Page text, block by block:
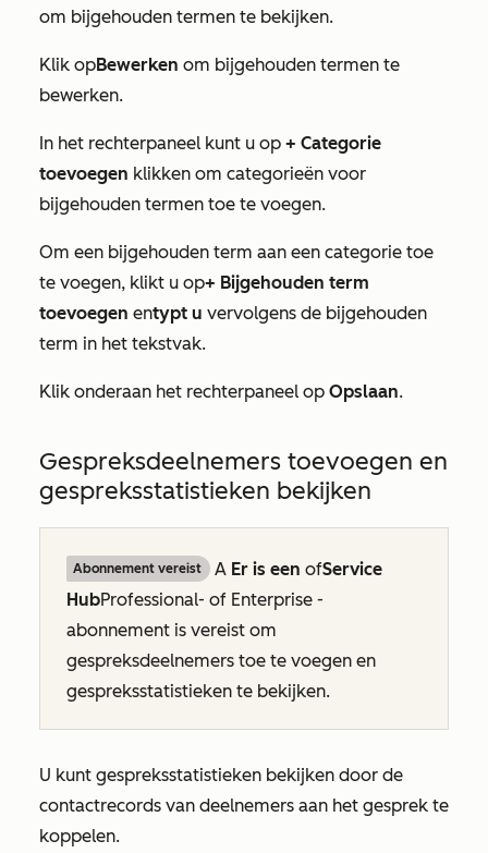
om bijgehouden termen te bekijken.
Klik opBewerken om bijgehouden termen te
bewerken.
In het rechterpaneel kunt u op + Categorie
toevoegen klikken om categorieën voor
bijgehouden termen toe te voegen.
Om een bijgehouden term aan een categorie toe
te voegen, klikt u op+ Bijgehouden term
toevoegen entypt u vervolgens de bijgehouden
term in het tekstvak.
Klik onderaan het rechterpaneel op Opslaan.
Gespreksdeelnemers toevoegen en
gespreksstatistieken bekijken
Abonnement vereist A Er is een ofService
HubProfessional- of Enterprise -
abonnement is vereist om
gespreksdeelnemers toe te voegen en
gespreksstatistieken te bekijken.
U kunt gespreksstatistieken bekijken door de
contactrecords van deelnemers aan het gesprek te
koppelen.